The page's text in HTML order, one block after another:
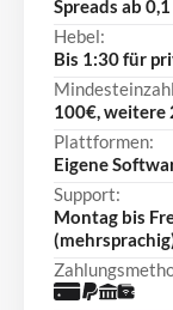
Spreads ab
Hebel:
Bis 1:30 für
100€, weitere
Plattformen:
Eigene
Support:
Montag bis